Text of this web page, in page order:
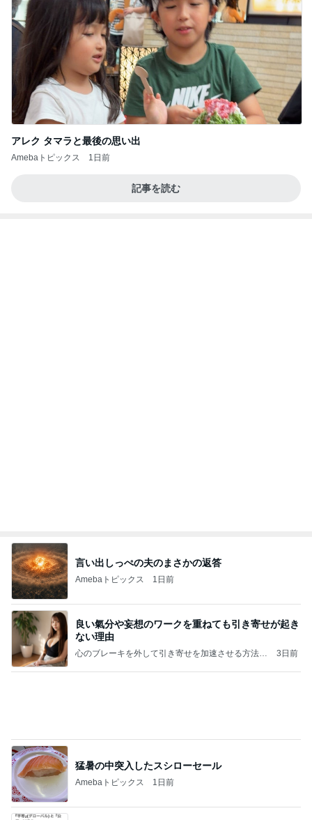
アレク タマラと最後の思い出
Amebaトピックス 1日前
記事を読む
言い出しっぺの夫のまさかの返答
Amebaトピックス 1日前
良い氣分や妄想のワークを重ねても引き寄せが起き
ない理由
心のブレーキを外して引き寄せを加速させる方法：
3日前
猛暑の中突入したスシローセール
Amebaトピックス 1日前